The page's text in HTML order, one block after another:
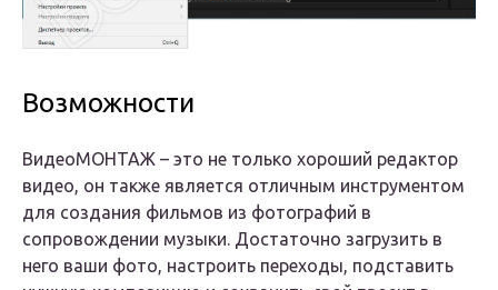
Возможности
ВидеоМОНТАЖ – это не только хороший редактор
видео, он также является отличным инструментом
для создания фильмов из фотографий в
сопровождении музыки. Достаточно загрузить в
него ваши фото, настроить переходы, подставить